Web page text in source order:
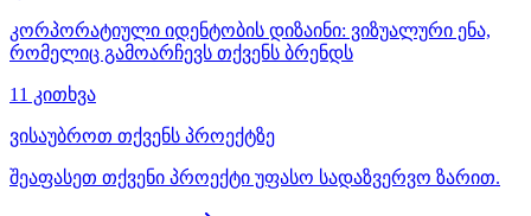
კორპორატიული იდენტობის დიზაინი: ვიზუალური ენა,
რომელიც გამოარჩევს თქვენს ბრენდს
11 კითხვა
ვისაუბროთ თქვენს პროექტზე
შეაფასეთ თქვენი პროექტი უფასო სადაზვერვო ზარით.